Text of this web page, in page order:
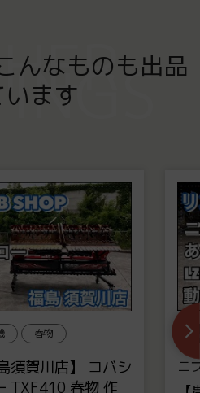
んなものも出品
います
春物
須賀川店】 コバシ
TXF410 春物 作
ニ